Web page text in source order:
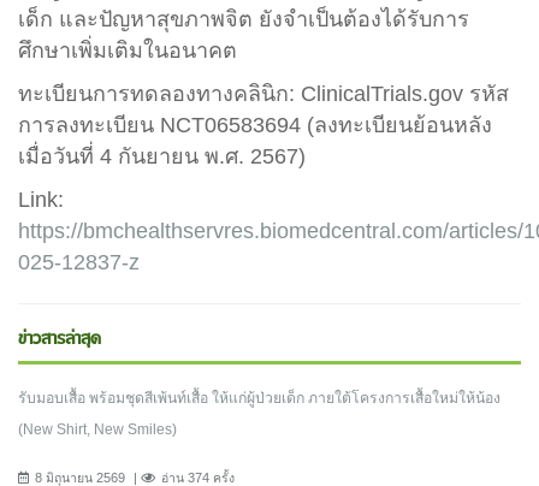
เด็ก และปัญหาสุขภาพจิต ยังจำเป็นต้องได้รับการ
ศึกษาเพิ่มเติมในอนาคต
ทะเบียนการทดลองทางคลินิก: ClinicalTrials.gov รหัส
การลงทะเบียน NCT06583694 (ลงทะเบียนย้อนหลัง
เมื่อวันที่ 4 กันยายน พ.ศ. 2567)
Link:
https://bmchealthservres.biomedcentral.com/articles/
025-12837-z
ข่าวสารล่าสุด
รับมอบเสื้อ พร้อมชุดสีเพ้นท์เสื้อ ให้แก่ผู้ป่วยเด็ก ภายใต้โครงการเสื้อใหม่ให้น้อง
(New Shirt, New Smiles)
8 มิถุนายน 2569 อ่าน 374 ครั้ง